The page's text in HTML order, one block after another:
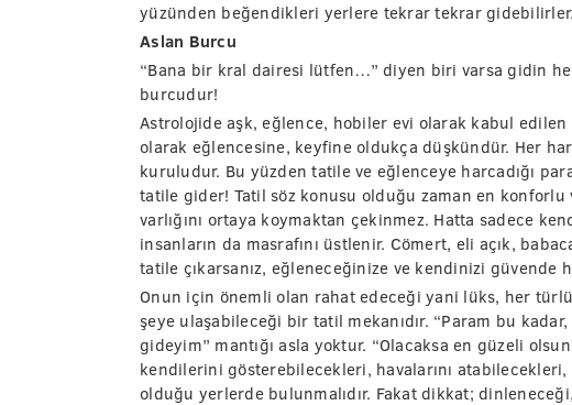
yüzünden beğendikleri yerlere tekrar tekrar gidebilirler.
Aslan Burcu
“Bana bir kral dairesi lütfen…” diyen biri varsa gidin
burcudur!
Astrolojide aşk, eğlence, hobiler evi olarak kabul
olarak eğlencesine, keyfine oldukça düşkündür. Her
kuruludur. Bu yüzden tatile ve eğlenceye harcadığı
tatile gider! Tatil söz konusu olduğu zaman en
varlığını ortaya koymaktan çekinmez. Hatta sadece
insanların da masrafını üstlenir. Cömert, eli açık,
tatile çıkarsanız, eğleneceğinize ve kendinizi güvende
Onun için önemli olan rahat edeceği yani lüks, her
şeye ulaşabileceği bir tatil mekanıdır. “Param bu
gideyim” mantığı asla yoktur. “Olacaksa en güzeli
kendilerini gösterebilecekleri, havalarını atabilecekleri,
olduğu yerlerde bulunmalıdır. Fakat dikkat;